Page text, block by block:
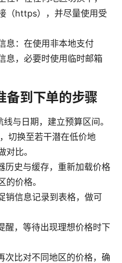
（https），并尽量使用受
息：在使用非本地支付
息，必要时使用临时邮箱
备到下单的步骤
与日期，建立预算区间。
切换至若干潜在低价地
对比。
历史与缓存，重新加载价格
的价格。
销信息记录到表格，做可
醒，等待出现理想价格时下
次比对不同地区的价格，确